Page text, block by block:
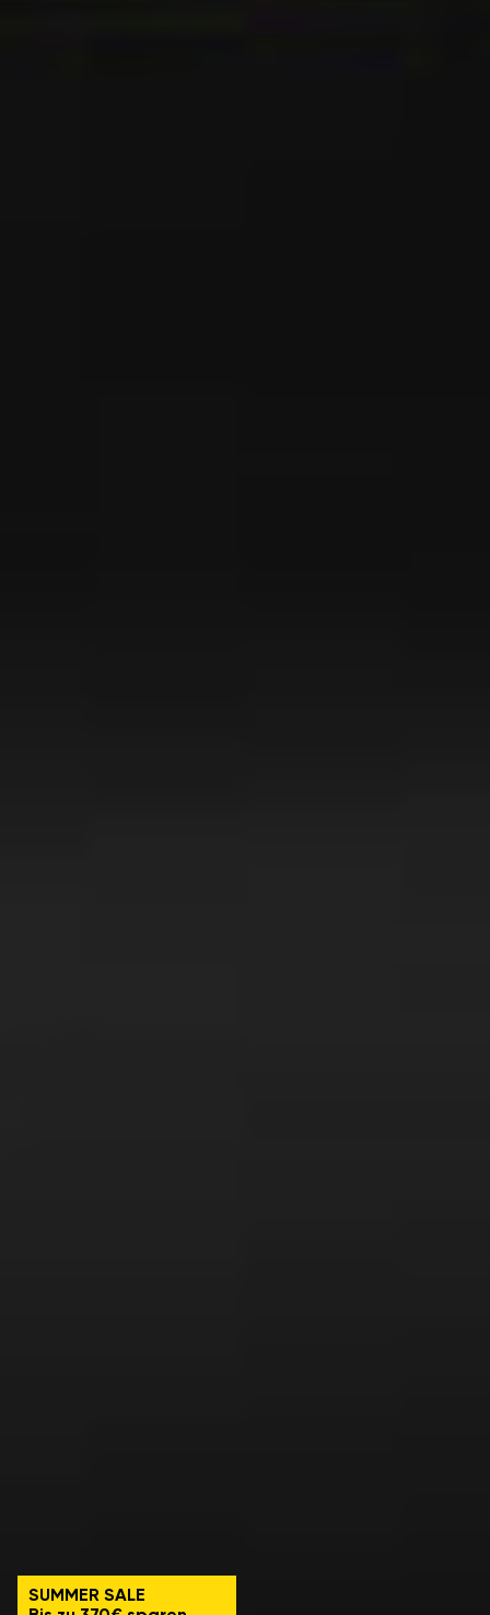
SUMMER SALE